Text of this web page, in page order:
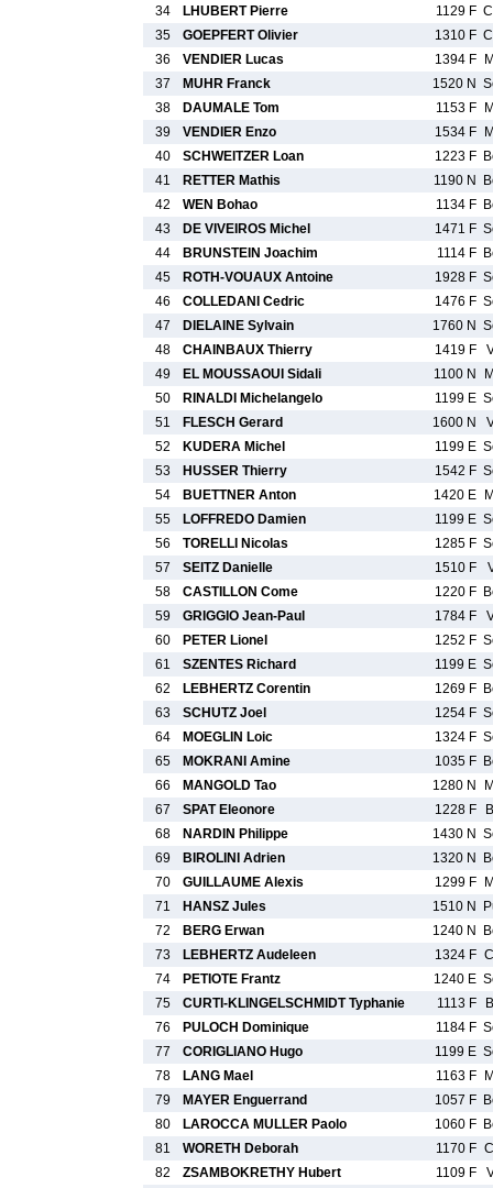
34
LHUBERT Pierre 1129 F
35
GOEPFERT Olivier 1310 F
36
VENDIER Lucas 1394 F
37
MUHR Franck 1520 N
38
DAUMALE Tom 1153 F
39
VENDIER Enzo 1534 F
40
SCHWEITZER Loan 1223 F
41
RETTER Mathis 1190 N
42
WEN Bohao 1134 F
43
DE VIVEIROS Michel 1471 F
44
BRUNSTEIN Joachim 1114 F
45
ROTH-VOUAUX Antoine 1928 F
46
COLLEDANI Cedric 1476 F
47
DIELAINE Sylvain 1760 N
48
CHAINBAUX Thierry 1419 F
49
EL MOUSSAOUI Sidali 1100 N
50
RINALDI Michelangelo 1199 E
51
FLESCH Gerard 1600 N
52
KUDERA Michel 1199 E
53
HUSSER Thierry 1542 F
54
BUETTNER Anton 1420 E
55
LOFFREDO Damien 1199 E
56
TORELLI Nicolas 1285 F
57
SEITZ Danielle 1510 F
58
CASTILLON Come 1220 F
59
GRIGGIO Jean-Paul 1784 F
60
PETER Lionel 1252 F
61
SZENTES Richard 1199 E
62
LEBHERTZ Corentin 1269 F
63
SCHUTZ Joel 1254 F
64
MOEGLIN Loic 1324 F
65
MOKRANI Amine 1035 F
66
MANGOLD Tao 1280 N
67
SPAT Eleonore 1228 F
68
NARDIN Philippe 1430 N
69
BIROLINI Adrien 1320 N
70
GUILLAUME Alexis 1299 F
71
HANSZ Jules 1510 N
72
BERG Erwan 1240 N
73
LEBHERTZ Audeleen 1324 F
74
PETIOTE Frantz 1240 E
75
CURTI-KLINGELSCHMIDT Typhanie 1113 F
76
PULOCH Dominique 1184 F
77
CORIGLIANO Hugo 1199 E
78
LANG Mael 1163 F
79
MAYER Enguerrand 1057 F
80
LAROCCA MULLER Paolo 1060 F
81
WORETH Deborah 1170 F
82
ZSAMBOKRETHY Hubert 1109 F